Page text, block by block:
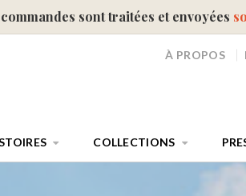
sont traitées et envoyées
À PROPOS
COLLECTIONS